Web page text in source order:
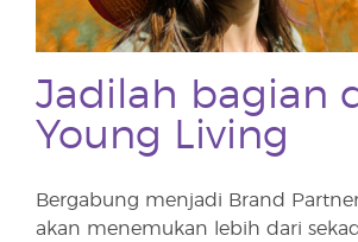
Jadilah bagian
Young Living
Bergabung menjadi Brand
akan menemukan lebih dari